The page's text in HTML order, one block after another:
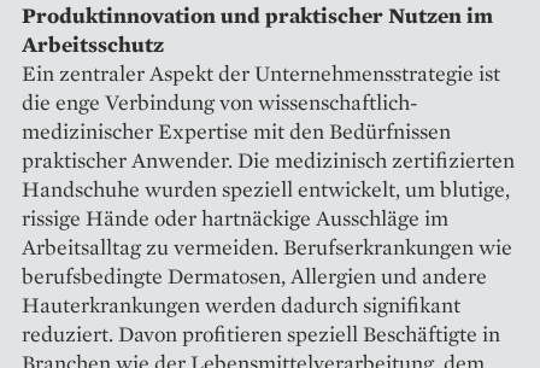
Produktinnovation und praktischer Nutzen im
Arbeitsschutz
Ein zentraler Aspekt der Unternehmensstrategie ist
die enge Verbindung von wissenschaftlich-
medizinischer Expertise mit den Bedürfnissen
praktischer Anwender. Die medizinisch zertifizierten
Handschuhe wurden speziell entwickelt, um blutige,
rissige Hände oder hartnäckige Ausschläge im
Arbeitsalltag zu vermeiden. Berufserkrankungen wie
berufsbedingte Dermatosen, Allergien und andere
Hauterkrankungen werden dadurch signifikant
reduziert. Davon profitieren speziell Beschäftigte in